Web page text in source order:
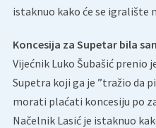
istaknuo kako će se igralište
Koncesija za Supetar bila
Vijećnik Luko Šubašić prenio
Supetra koji ga je ”tražio da
morati plaćati koncesiju po
Načelnik Lasić je istaknuo